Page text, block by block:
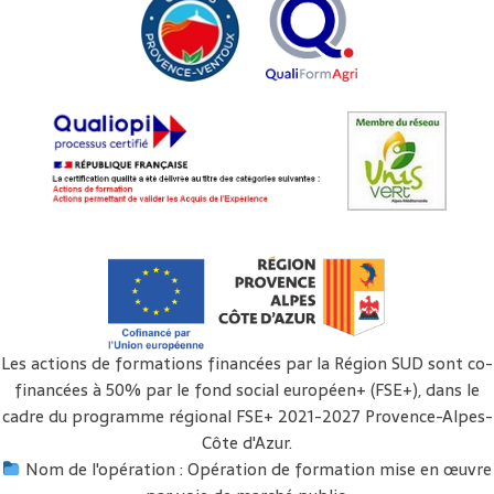
Les actions de formations financées par la Région SUD sont co-
financées à 50% par le fond social européen+ (FSE+), dans le
cadre du programme régional FSE+ 2021-2027 Provence-Alpes-
Côte d'Azur.
Nom de l'opération : Opération de formation mise en œuvre